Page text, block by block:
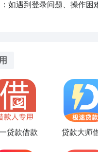
如遇到登录问题、操作
贷款借款 贷款大师